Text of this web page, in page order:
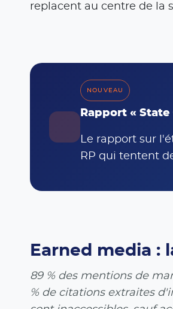
replacent au centre de la
NOUVEAU
Rapport «
Le rapport sur
RP qui tentent
Earned media :
89 % des mentions de
% de citations extraites